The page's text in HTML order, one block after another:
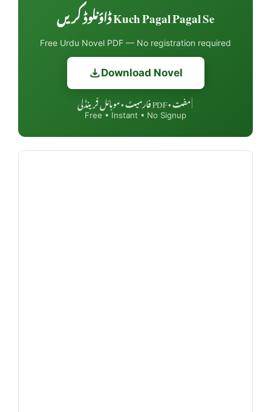
Kuch Pagal Pagal Se ڈاؤنلوڈ کریں
Free Urdu Novel PDF — No registration required
Download Novel
مفت • PDF فارمیٹ • موبائل فرینڈلی
Free • Instant • No Signup